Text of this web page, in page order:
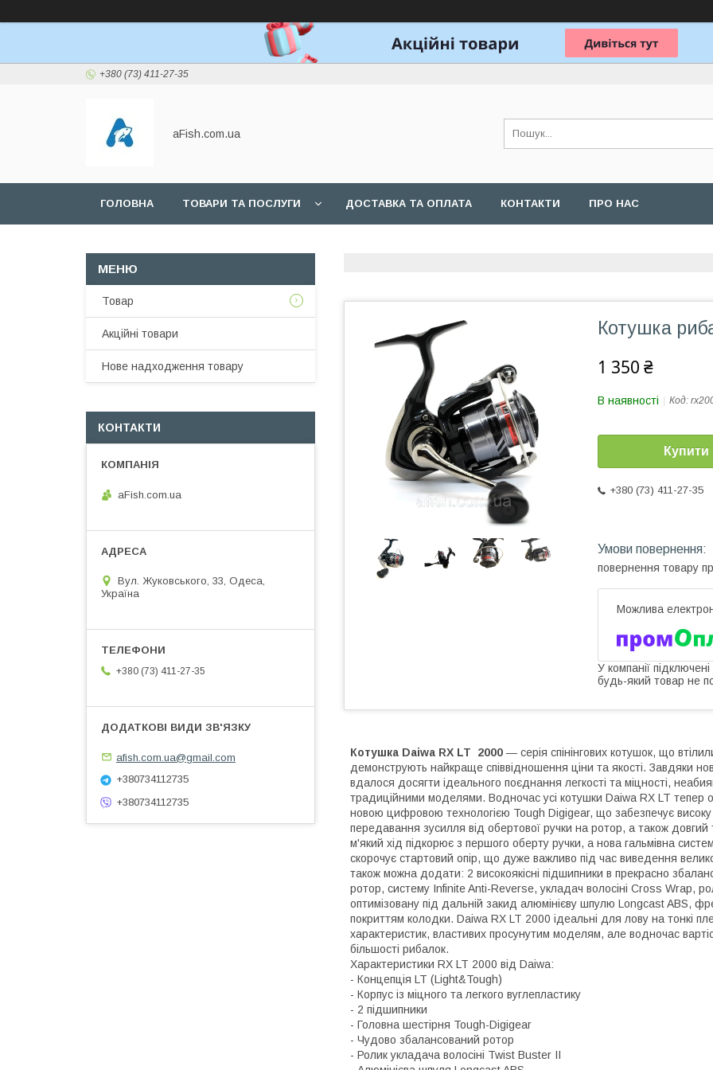
+380 (73) 411-27-35
aFish.com.ua
ГОЛОВНА ТОВАРИ ТА ПОСЛУГИ ДОСТАВКА ТА ОПЛАТА КОНТАКТИ ПРО НАС
Котушка
1 350 ₴
В наявності Код:
Купити
+380 (73) 411-27-35
повернення товару
У компанії
будь-який товар не
Котушка Daiwa RX LT 2000 — серія спінінгових котушок, що
демонструють найкраще співвідношення ціни та якості. Завдяки
вдалося досягти ідеального поєднання легкості та міцності,
традиційними моделями. Водночас усі котушки Daiwa RX LT
новою цифровою технологією Tough Digigear, що забезпечує високу
передавання зусилля від обертової ручки на ротор, а також довгий
м'який хід підкорює з першого оберту ручки, а нова гальмівна
скорочує стартовий опір, що дуже важливо під час виведення
також можна додати: 2 високоякісні підшипники в прекрасно
ротор, систему Infinite Anti-Reverse, укладач волосіні Cross Wrap,
оптимізовану під дальній закид алюмінієву шпулю Longcast ABS,
покриттям колодки. Daiwa RX LT 2000 ідеальні для лову на тонкі
характеристик, властивих просунутим моделям, але водночас
більшості рибалок.
Характеристики RX LT 2000 від Daiwa:
- Концепція LT (Light&Tough)
- Корпус із міцного та легкого вуглепластику
- 2 підшипники
- Головна шестірня Tough-Digigear
- Чудово збалансований ротор
- Ролик укладача волосіні Twist Buster II
Товар
Акційні товари
Нове надходження товару
КОНТАКТИ
aFish.com.ua
Вул. Жуковського, 33, Одеса,
Україна
+380 (73) 411-27-35
afish.com.ua@gmail.com
+380734112735
+380734112735